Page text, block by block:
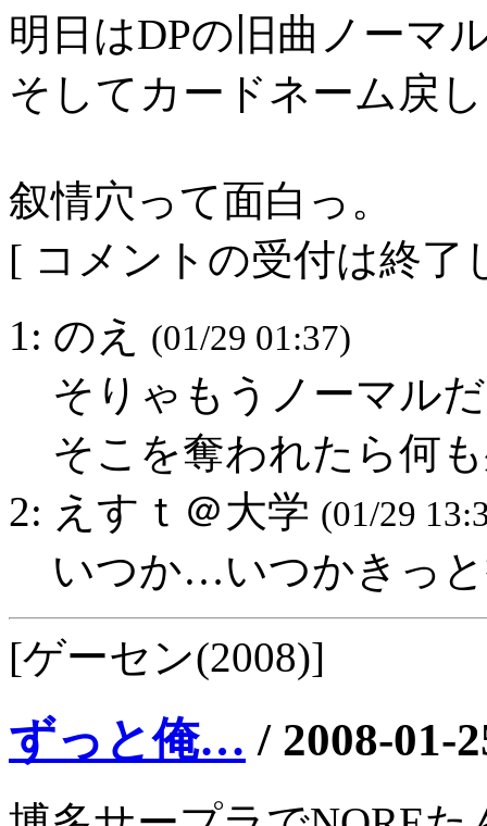
明日はDPの旧曲ノーマ
そしてカードネーム戻
叙情穴って面白っ。
[ コメントの受付は終了
1: のえ
(01/29 01:37)
そりゃもうノーマル
そこを奪われたら何
2: えすｔ＠大学 (01/29
いつか…いつかきっ
[ゲーセン(2008)]
ずっと俺… / 2008-01-